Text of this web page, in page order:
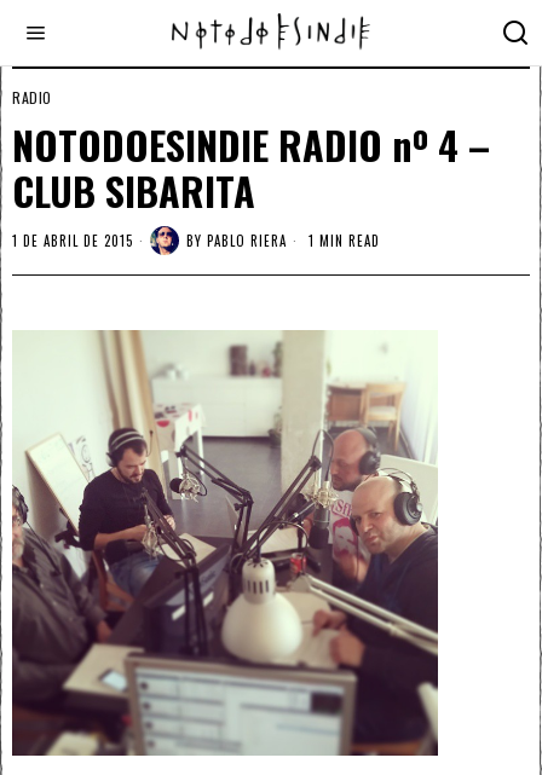
RADIO
NOTODOESINDIE RADIO nº 4 –
CLUB SIBARITA
1 DE ABRIL DE 2015 BY PABLO RIERA 1 MIN READ